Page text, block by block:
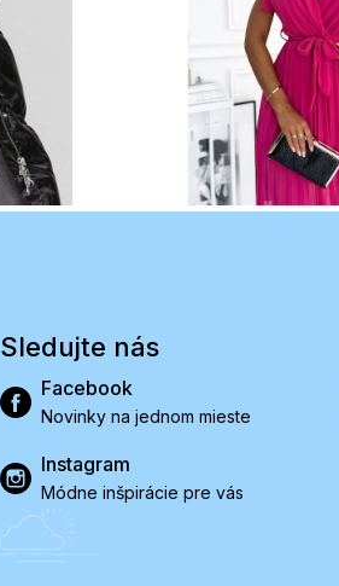
Sledujte nás
Facebook
Novinky na jednom mieste
Instagram
Módne inšpirácie pre vás